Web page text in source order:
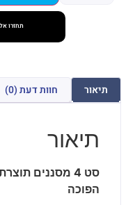
תחזרו
תיאור חוות דעת (0)
תיאור
הפוכה